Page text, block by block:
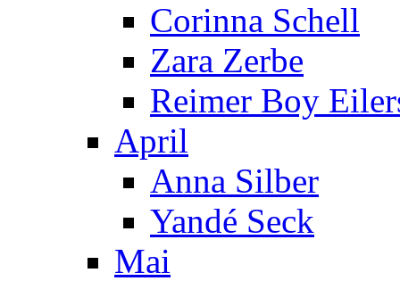
Corinna Schell
Zara Zerbe
Reimer Boy
April
Anna Silber
Yandé Seck
Mai